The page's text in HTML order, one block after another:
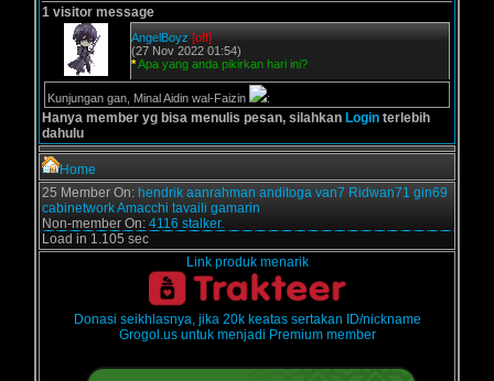
1 visitor message
AngelBoyz [off]
(27 Nov 2022 01:54)
*Apa yang anda pikirkan hari ini?
Kunjungan gan, Minal Aidin wal-Faizin :
Hanya member yg bisa menulis pesan, silahkan Login terlebih
dahulu
Home
25 Member On: hendrik aanrahman anditoga van7 Ridwan71 gin69
cabinetworkAmacchi tavaili gamarin
Non-member On: 4116 stalker.
Load in 1.105 sec
Link produk menarik
Donasi seikhlasnya, jika 20k keatas sertakan ID/nickname
Grogol.us untuk menjadi Premium member